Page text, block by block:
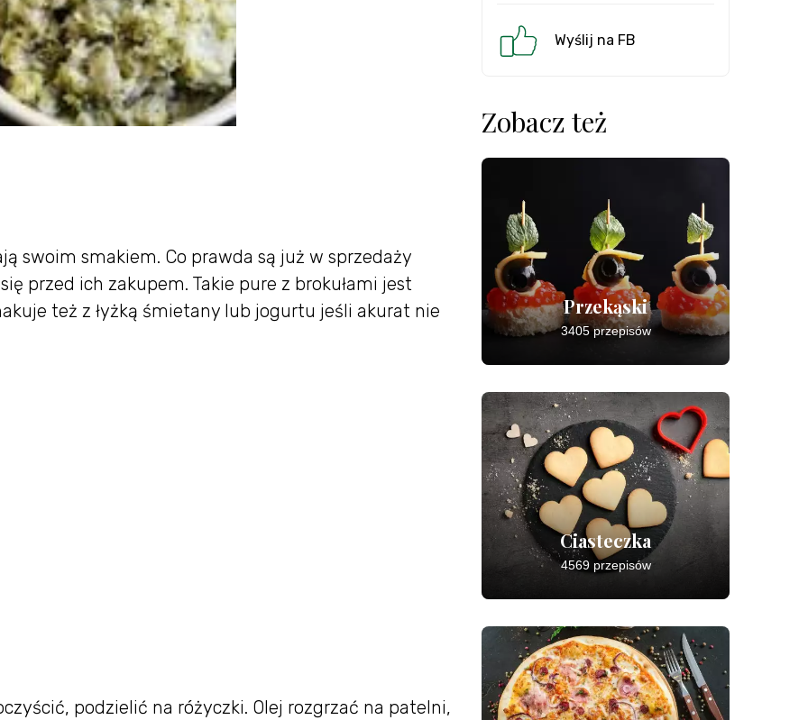
swoim smakiem. Co prawda są już w sprzedaży
przed ich zakupem. Takie pure z brokułami jest
też z łyżką śmietany lub jogurtu jeśli akurat nie
podzielić na różyczki. Olej rozgrzać na patelni,
Wyślij na FB
Zobacz też
Przekąski
3405 przepisów
Ciasteczka
4569 przepisów